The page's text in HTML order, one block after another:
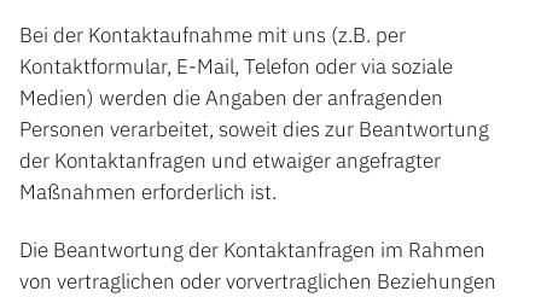
Bei der Kontaktaufnahme mit uns (z.B. per
Kontaktformular, E-Mail, Telefon oder via soziale
Medien) werden die Angaben der anfragenden
Personen verarbeitet, soweit dies zur Beantwortung
der Kontaktanfragen und etwaiger angefragter
Maßnahmen erforderlich ist.
Die Beantwortung der Kontaktanfragen im Rahmen
von vertraglichen oder vorvertraglichen Beziehungen